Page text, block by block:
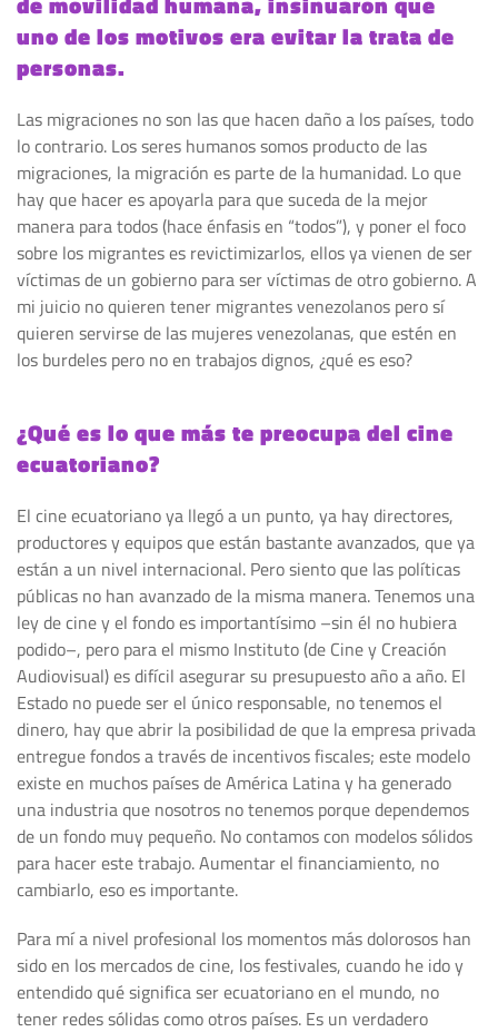
uno de los motivos eraevitar la trata de
personas.
Las migraciones no son las que hacen daño a los países, todo
lo contrario. Los seres humanos somos producto de las
migraciones, la migración es parte de la humanidad. Lo que
hay que hacer es apoyarla para que suceda de la mejor
manera para todos (hace énfasis en “todos”), y poner el foco
sobre los migrantes es revictimizarlos, ellos ya vienen de ser
víctimas de un gobierno para ser víctimas de otro gobierno. A
mi juicio no quieren tener migrantes venezolanos pero sí
quieren servirse de las mujeres venezolanas, que estén en
los burdeles pero no en trabajos dignos, ¿qué es eso?
¿Qué es lo que más te preocupa del cine
ecuatoriano?
El cine ecuatoriano ya llegó a un punto, ya hay directores,
productores y equipos que están bastante avanzados, que ya
están a un nivel internacional. Pero siento que las políticas
públicas no han avanzado de la misma manera. Tenemos una
ley de cine y el fondo es importantísimo –sin él no hubiera
podido–, pero para el mismo Instituto (de Cine y Creación
Audiovisual) es difícil asegurar su presupuesto año a año. El
Estado no puede ser el único responsable, no tenemos el
dinero, hay que abrir la posibilidad de que la empresa privada
entregue fondos a través de incentivos fiscales; este modelo
existe en muchos países de América Latina y ha generado
una industria que nosotros no tenemos porque dependemos
de un fondo muy pequeño. No contamos con modelos sólidos
para hacer este trabajo. Aumentar el financiamiento, no
cambiarlo, eso es importante.
Para mí a nivel profesional los momentos más dolorosos han
sido en los mercados de cine, los festivales, cuando he ido y
entendido qué significa ser ecuatoriano en el mundo, no
tener redes sólidas como otros países. Es un verdadero